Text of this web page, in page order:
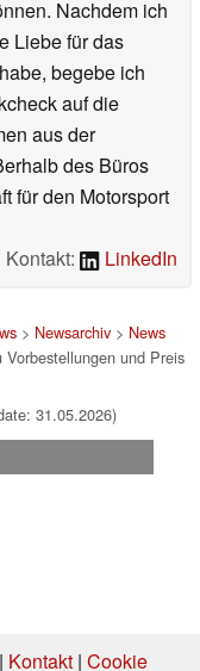
Nachdem ich
Liebe für das
begebe ich
auf die
aus der
des Büros
für den Motorsport
Kontakt:
LinkedIn
> Newsarchiv> News
und Preis
31.05.2026)
Kontakt| Cookie